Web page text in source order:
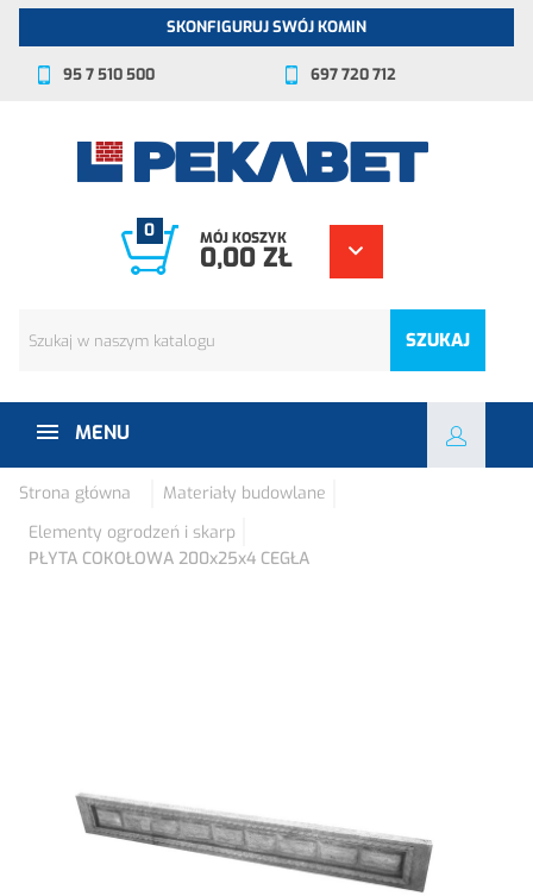
SKONFIGURUJ SWÓJ KOMIN
95 7 510 500 697 720 712
SZUKAJ
0 MÓJ KOSZYK
0,00 ZŁ
MENU
Strona główna
Materiały budowlane
Elementy ogrodzeń i skarp
PŁYTA COKOŁOWA 200x25x4 CEGŁA